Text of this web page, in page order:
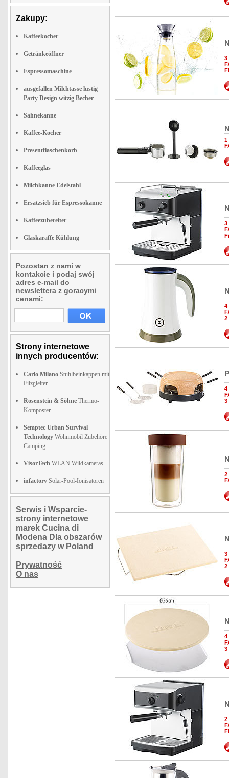
Zakupy:
Kaffeekocher
Getränkeöffner
Espressomaschine
ausgefallen Milchtasse lustig
Party Design witzig Becher
Sahnekanne
Kaffee-Kocher
Presentflaschenkorb
Kaffeeglas
Milchkanne Edelstahl
Ersatzsieb für Espressokanne
Kaffeezubereiter
Glaskaraffe Kühlung
Pozostan z nami w
kontakcie i podaj swój
adres e-mail do
newslettera z goracymi
cenami:
Strony internetowe
innych producentów:
Carlo Milano Stuhlbeinkappen mit
Filzgleiter
Rosenstein & Söhne Thermo-
Komposter
Semptec Urban Survival
Technology Wohnmobil Zubehöre
Camping
VisorTech WLAN Wildkameras
infactory Solar-Pool-Ionisatoren
Serwis i Wsparcie-
strony internetowe
marek Cucina di
Modena Dla obszarów
sprzedazy w Poland
Prywatność
O nas
3
1
3
4
2
4
3
2
3
2
4
3
2